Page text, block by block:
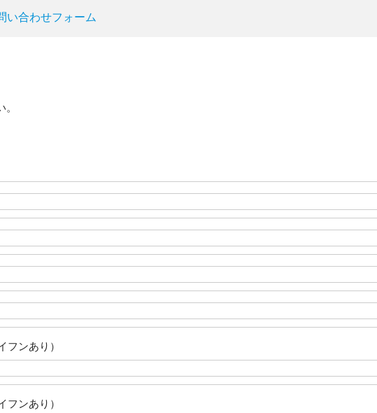
い合わせフォーム
フンあり）
フンあり）